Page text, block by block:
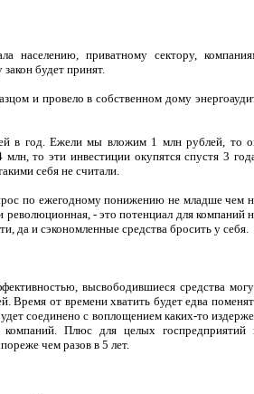
населению, приватному сектору,
будет принят.
и провело в собственном дому
в год. Ежели мы вложим 1 млн рублей, то
то эти инвестиции окупятся спустя 3
себя не считали.
по ежегодному понижению не младше чем
революционная, - это потенциал для компаний
да и сэкономленные средства бросить у себя.
высвободившиеся средства
Время от времени хватить будет едва
соединено с воплощением каких-то
Плюс для целых госпредприятий
чем разов в 5 лет.